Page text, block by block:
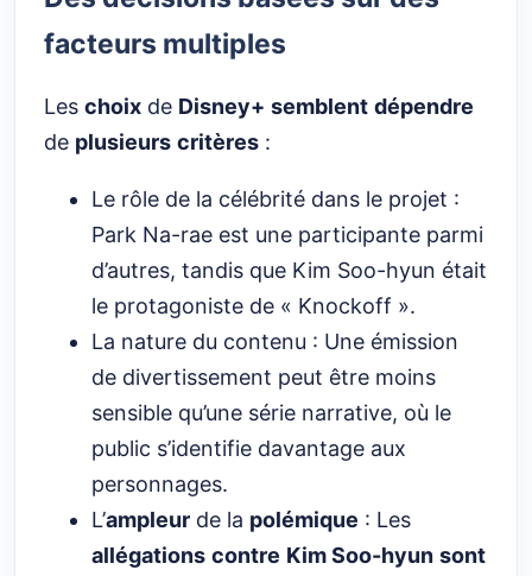
facteurs multiples
Les choix de Disney+ semblent dépendre
de plusieurs critères :
Le rôle de la célébrité dans le projet :
Park Na-rae est une participante parmi
d’autres, tandis que Kim Soo-hyun était
le protagoniste de « Knockoff ».
La nature du contenu : Une émission
de divertissement peut être moins
sensible qu’une série narrative, où le
public s’identifie davantage aux
personnages.
L’ampleur de la polémique : Les
allégations contre Kim Soo-hyun sont